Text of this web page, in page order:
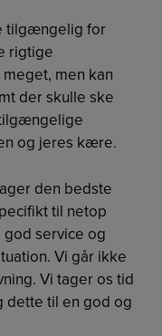
tilgængelig for
rigtige
men kan
der skulle ske
og jeres kære.
den bedste
til netop
service og
Vi går ikke
Vi tager os tid
dette til en god og